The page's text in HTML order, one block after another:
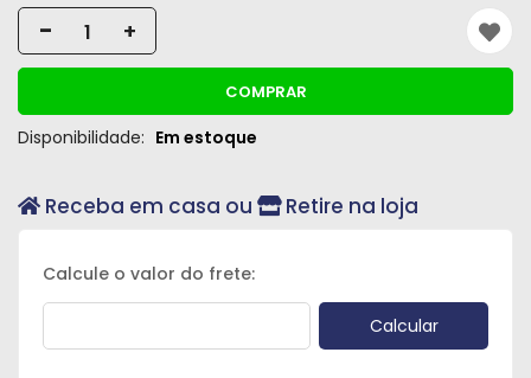
Peças
- +
COMPRAR
Disponibilidade: Em estoque
Receba em casa ou Retire na loja